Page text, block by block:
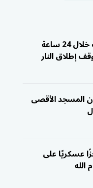
صحة غزة: 6 إصابات خلال 24 ساعة
المسجد الأقصى
عسكريًا على